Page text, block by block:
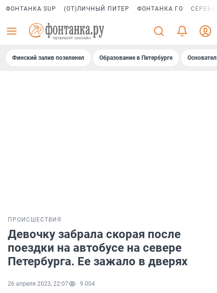
ФОНТАНКА SUP (ОТ)ЛИЧНЫЙ ПИТЕР ФОНТАНКА ГО
Финский залив позеленел Образование в Петербурге
ПРОИСШЕСТВИЯ
Девочку забрала скорая после
поездки на автобусе на севере
Петербурга. Ее зажало в дверях
26 апреля 2023, 22:07 9 004